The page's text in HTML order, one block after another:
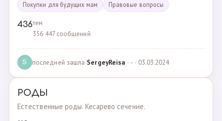
Покупки для будущих мам
Правовые вопросы
436тем
356 447 сообщений
S последней зашла SergeyReisa · - · 03.03.2024
РОДЫ
Естественные роды. Кесарево сечение.